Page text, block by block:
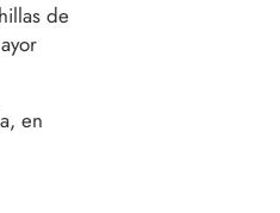
de
en